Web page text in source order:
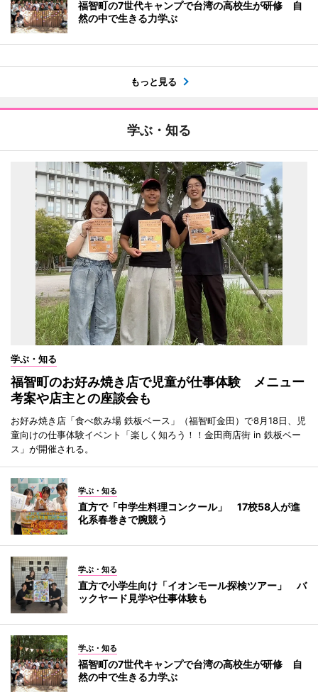
福智町の7世代キャンプで台湾の高校生が研修 自
然の中で生きる力学ぶ
もっと見る
学ぶ・知る
学ぶ・知る
福智町のお好み焼き店で児童が仕事体験 メニュー
考案や店主との座談会も
お好み焼き店「食べ飲み場 鉄板ベース」（福智町金田）で8月18日、児
童向けの仕事体験イベント「楽しく知ろう！！金田商店街 in 鉄板ベー
ス」が開催される。
学ぶ・知る
直方で「中学生料理コンクール」 17校58人が進
化系春巻きで腕競う
学ぶ・知る
直方で小学生向け「イオンモール探検ツアー」 バ
ックヤード見学や仕事体験も
学ぶ・知る
福智町の7世代キャンプで台湾の高校生が研修 自
然の中で生きる力学ぶ